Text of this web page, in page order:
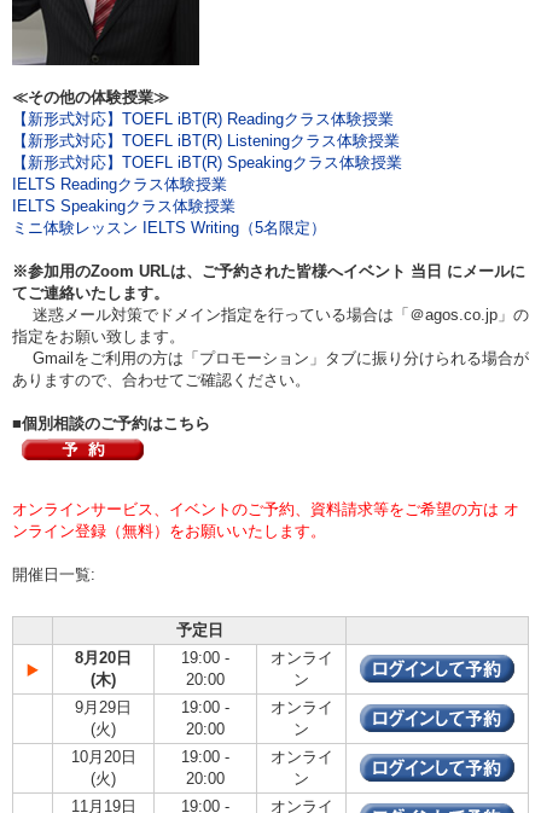
≪その他の体験授業≫
【新形式対応】TOEFL iBT(R) Readingクラス体験授業
【新形式対応】TOEFL iBT(R) Listeningクラス体験授業
【新形式対応】TOEFL iBT(R) Speakingクラス体験授業
IELTS Readingクラス体験授業
IELTS Speakingクラス体験授業
ミニ体験レッスン IELTS Writing（5名限定）
※参加用のZoom URLは、ご予約された皆様へイベント 当日 にメールに
てご連絡いたします。
迷惑メール対策でドメイン指定を行っている場合は「＠agos.co.jp」の
指定をお願い致します。
Gmailをご利用の方は「プロモーション」タブに振り分けられる場合が
ありますので、合わせてご確認ください。
■個別相談のご予約はこちら
オンラインサービス、イベントのご予約、資料請求等をご希望の方は オ
ンライン登録（無料）をお願いいたします。
開催日一覧:
予定日
8月20日
(木)
19:00 -
20:00
オンライ
ン
9月29日
(火)
19:00 -
20:00
オンライ
ン
10月20日
(火)
19:00 -
20:00
オンライ
ン
11月19日
19:00 - オンライ